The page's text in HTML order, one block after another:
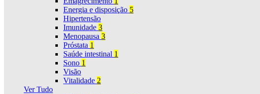
Energia e disposição 5
Hipertensão
Imunidade 3
Menopausa 3
Próstata 1
Saúde intestinal 1
Sono 1
Visão
Vitalidade 2
Ver Tudo